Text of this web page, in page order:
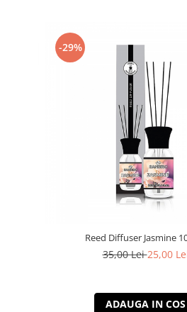
-29%
Reed Diffuser Jasmine
35,00 Lei25,00
ADAUGA IN COS